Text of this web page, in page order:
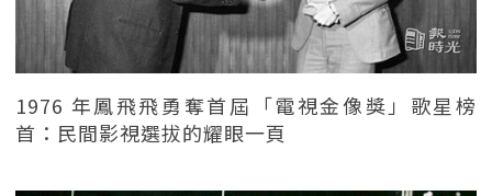
1976 年鳳飛飛勇奪首屆「電視金像獎」歌星榜
首：民間影視選拔的耀眼一頁